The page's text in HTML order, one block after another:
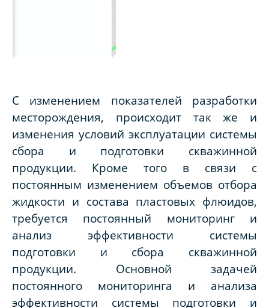
С изменением показателей разработки
месторождения, происходит так же и
изменения условий эксплуатации системы
сбора и подготовки скважинной
продукции. Кроме того в связи с
постоянным изменением объемов отбора
жидкости и состава пластовых флюидов,
требуется постоянный мониторинг и
анализ эффективности системы
подготовки и сбора скважинной
продукции. Основной задачей
постоянного мониторинга и анализа
эффективности системы подготовки и